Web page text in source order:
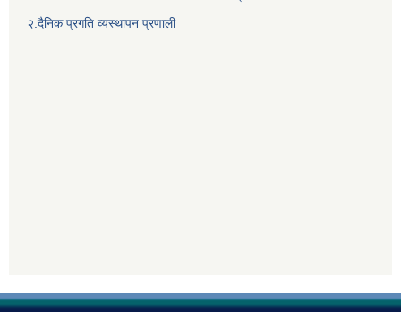
२.दैनिक प्रगति व्यस्थापन प्रणाली